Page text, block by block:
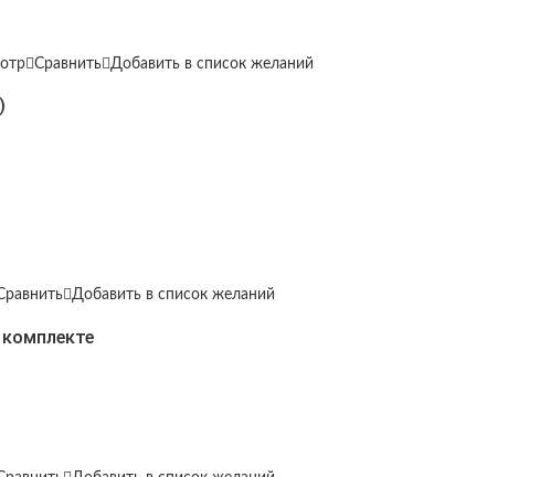
Сравнить Добавить в список желаний
Добавить в список желаний